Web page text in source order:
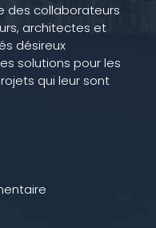
des collaborateurs
architectes et
désireux
solutions pour les
qui leur sont